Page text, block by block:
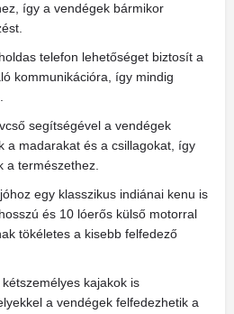
így a vendégek bármikor
telefon lehetőséget biztosít a
kommunikációra, így mindig
segítségével a vendégek
a madarakat és a csillagokat, így
a természethez.
egy klasszikus indiánai kenu is
és 10 lóerős külső motorral
tökéletes a kisebb felfedező
kajakok is
a vendégek felfedezhetik a